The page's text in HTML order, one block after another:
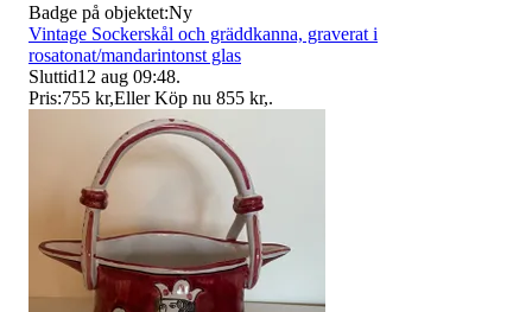
Badge på objektet:Ny
Vintage Sockerskål och gräddkanna, graverat i
rosatonat/mandarintonst glas
Sluttid12 aug 09:48.
Pris:755 kr,Eller Köp nu 855 kr,.